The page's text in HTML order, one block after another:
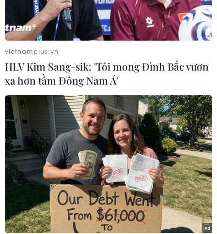
Việt Nam nhập cuộc rất tự tin ngay sau tiếng còi khai cuộc.
(Ảnh: Trọng Đạt/TTXVN)
...và đã nhanh chóng có bàn thắng mở tỷ số 1-0 ở ngay phút 11.
(Ảnh: Trọng Đạt/TTXVN)
vietnamplus.vn
HLV Kim Sang-sik: 'Tôi mong Đình Bắc vươn
xa hơn tầm Đông Nam Á'